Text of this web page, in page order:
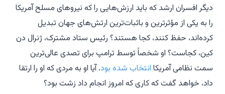
دیگر افسران ارشد که باید ارزش‌هایی را که نیروهای مسلح آمریکا
را به یکی از مؤثرترین و باثبات‌ترین ارتش‌های جهان تبدیل
کرده‌اند، حفظ کنند، کجا هستند؟ رئیس ستاد مشترک، ژنرال دن
کین، کجاست؟ او شخصاً توسط ترامپ برای تصدی عالی‌ترین
سمت نظامی آمریکا انتخاب شده بود. آیا او به مردی که او را ارتقا
داد، خواهد گفت که کاری که امروز انجام داد زشت بود؟